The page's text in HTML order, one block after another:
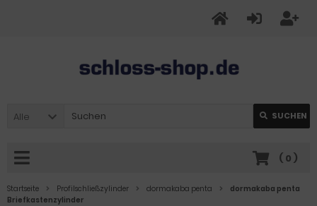
Alle SUCHEN
( 0 )
Startseite Profilschließzylinder dormakaba penta
dormakaba penta
Briefkastenzylinder